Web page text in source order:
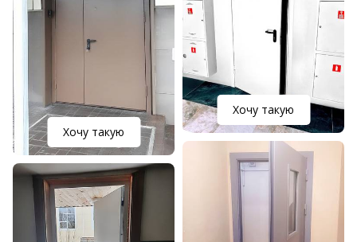
Хочу такую
Хочу такую